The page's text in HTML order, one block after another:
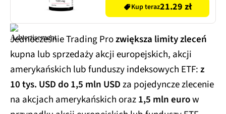
Kup teraz21.29 zł
Jednocześnie Trading Prozwiększa limity zleceń
kupna lub sprzedaży akcji europejskich, akcji
amerykańskich lub funduszy indeksowych ETF:z
10 tys. USD do 1,5 mln USDza pojedyncze zlecenie
na akcjach amerykańskich oraz1,5 mln eurow